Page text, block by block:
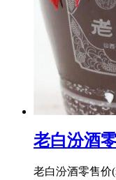
老白汾酒
老白汾酒零售价